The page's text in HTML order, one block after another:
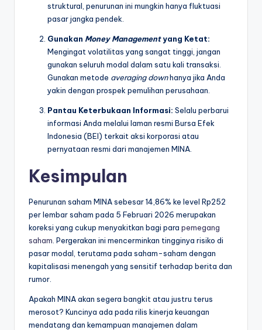
struktural, penurunan ini mungkin hanya fluktuasi
pasar jangka pendek.
Gunakan Money Managementyang Ketat:
Mengingat volatilitas yang sangat tinggi, jangan
gunakan seluruh modal dalam satu kali transaksi.
Gunakan metode averaging downhanya jika Anda
yakin dengan prospek pemulihan perusahaan.
Pantau Keterbukaan Informasi: Selalu perbarui
informasi Anda melalui laman resmi Bursa Efek
Indonesia (BEI) terkait aksi korporasi atau
pernyataan resmi dari manajemen MINA.
Kesimpulan
Penurunan saham MINA sebesar 14,86% ke level Rp252
per lembar saham pada 5 Februari 2026 merupakan
koreksi yang cukup menyakitkan bagi para pemegang
saham . Pergerakan ini mencerminkan tingginya risiko di
pasar modal, terutama pada saham-saham dengan
kapitalisasi menengah yang sensitif terhadap berita dan
rumor.
Apakah MINA akan segera bangkit atau justru terus
merosot? Kuncinya ada pada rilis kinerja keuangan
mendatang dan kemampuan manajemen dalam